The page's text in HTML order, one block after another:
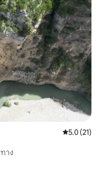
คะแนนเฉลี่ย
5.0 (21)
าง